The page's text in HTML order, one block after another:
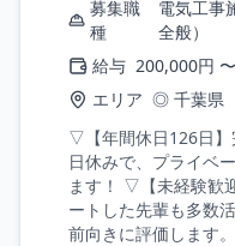
募集職
種
電気工事
全般）
給与 200,000円
エリア ◎ 千葉県
▽【年間休日126日】
日休みで、プライベ
ます！ ▽【未経験歓
ートした先輩も多数
前向きに評価します